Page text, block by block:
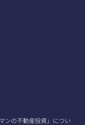
ンの不動産投資」につい